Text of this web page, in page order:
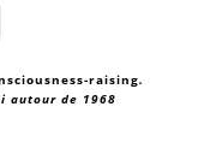
raising.
autour de 1968